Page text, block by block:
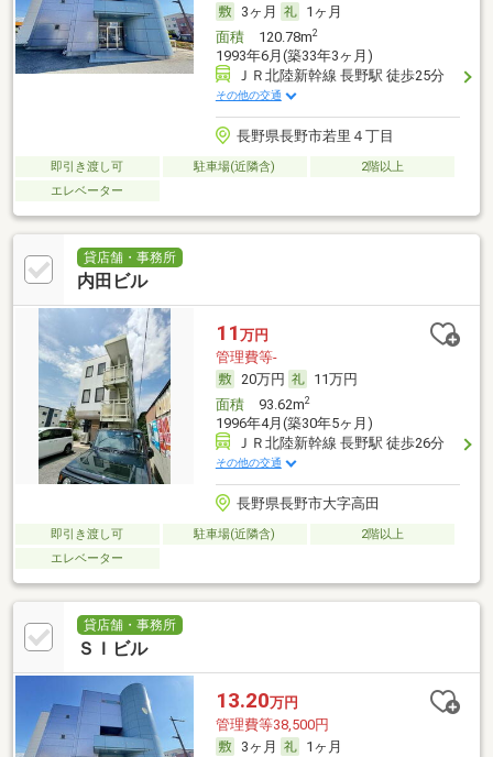
3ヶ月
1ヶ月
面積120.78m2
1993年6月(築33年3ヶ月)
ＪＲ北陸新幹線 長野駅 徒歩25分
その他の交通
長野県長野市若里４丁目
即引き渡し可 駐車場(近隣含)
2階以上
エレベーター
貸店舗・事務所
内田ビル
11 万円
管理費等-
20万円
11万円
面積93.62m2
1996年4月(築30年5ヶ月)
ＪＲ北陸新幹線 長野駅 徒歩26分
その他の交通
長野県長野市大字高田
即引き渡し可 駐車場(近隣含)
2階以上
エレベーター
貸店舗・事務所
ＳＩビル
13.20万円
管理費等38,500円
3ヶ月
1ヶ月